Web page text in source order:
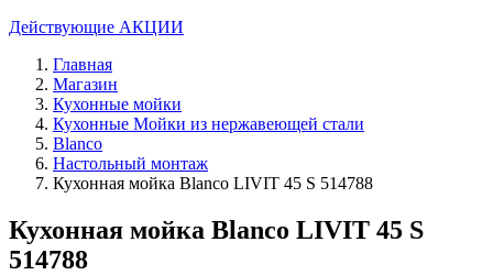
Действующие АКЦИИ
Главная
Магазин
Кухонные мойки
Кухонные Мойки из нержавеющей стали
Blanco
Настольный монтаж
Кухонная мойка Blanco LIVIT 45 S 514788
Кухонная мойка Blanco LIVIT 45 S
514788